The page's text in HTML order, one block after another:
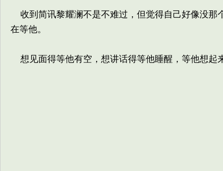
收到简讯黎耀澜不是不难过，但觉得自己好像没那
在等他。
想见面得等他有空，想讲话得等他睡醒，等他想